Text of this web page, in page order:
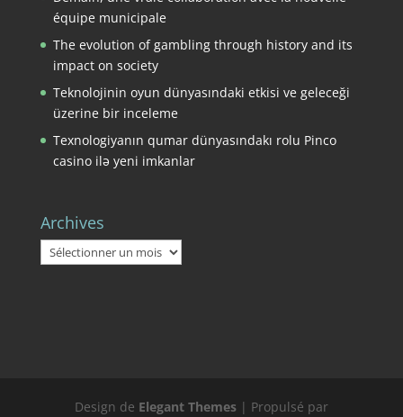
équipe municipale
The evolution of gambling through history and its
impact on society
Teknolojinin oyun dünyasındaki etkisi ve geleceği
üzerine bir inceleme
Texnologiyanın qumar dünyasındakı rolu Pinco
casino ilə yeni imkanlar
Archives
Archives
Design de Elegant Themes| Propulsé par